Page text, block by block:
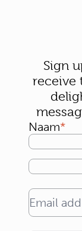
Sign
receive
Naam
Email